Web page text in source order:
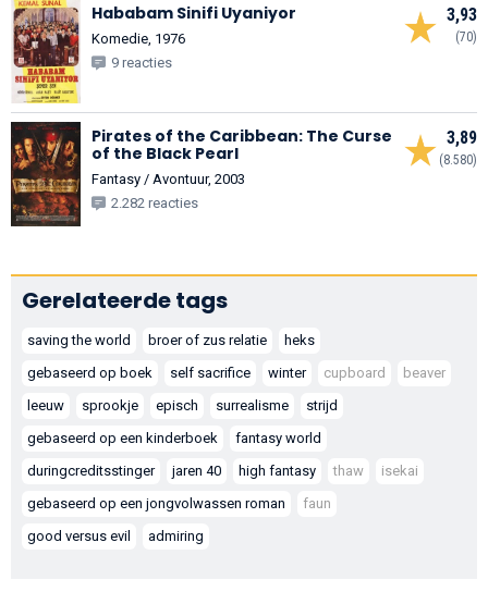
3,93
(70)
Hababam Sinifi Uyaniyor
Komedie, 1976
9 reacties
3,89
(8.580)
Pirates of the Caribbean: The Curse
of the Black Pearl
Fantasy / Avontuur, 2003
2.282 reacties
Gerelateerde tags
saving the world broer of zus relatie
heks
gebaseerd op boek
self sacrifice winter cupboard
beaver
leeuw
sprookje episch surrealisme
strijd
gebaseerd op een kinderboek
fantasy world
duringcreditsstinger
jaren 40 high fantasy thaw
isekai
gebaseerd op een jongvolwassen roman
faun
good versus evil
admiring